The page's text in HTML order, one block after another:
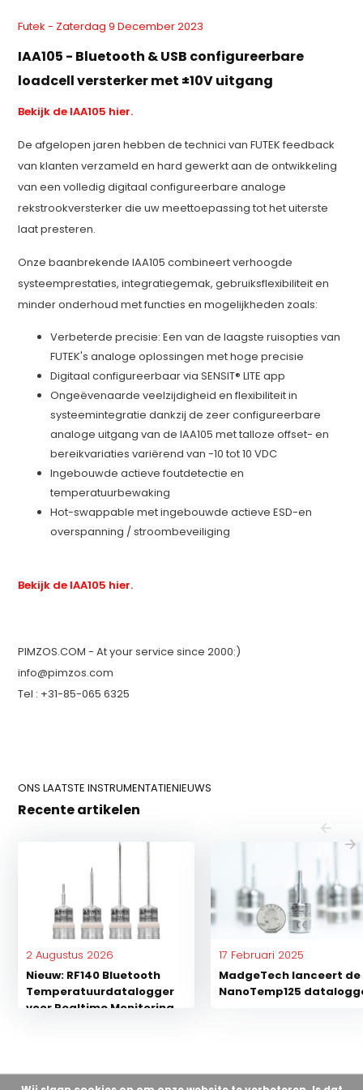
Futek - Zaterdag 9 December 2023
IAA105 - Bluetooth & USB configureerbare
loadcell versterker met ±10V uitgang
Bekijk de IAA105 hier.
De afgelopen jaren hebben de technici van FUTEK feedback
van klanten verzameld en hard gewerkt aan de ontwikkeling
van een volledig digitaal configureerbare analoge
rekstrookversterker die uw meettoepassing tot het uiterste
laat presteren.
Onze baanbrekende IAA105 combineert verhoogde
systeemprestaties, integratiegemak, gebruiksflexibiliteit en
minder onderhoud met functies en mogelijkheden zoals:
Verbeterde precisie: Een van de laagste ruisopties van
FUTEK's analoge oplossingen met hoge precisie
Digitaal configureerbaar via SENSIT® LITE app
Ongeëvenaarde veelzijdigheid en flexibiliteit in
systeemintegratie dankzij de zeer configureerbare
analoge uitgang van de IAA105 met talloze offset- en
bereikvariaties variërend van -10 tot 10 VDC
Ingebouwde actieve foutdetectie en
temperatuurbewaking
Hot-swappable met ingebouwde actieve ESD-en
overspanning / stroombeveiliging
Bekijk de IAA105 hier.
PIMZOS.COM - At your service since 2000:)
info@pimzos.com
Tel : +31-85-065 6325
ONS LAATSTE INSTRUMENTATIENIEUWS
Recente artikelen
2 Augustus 2026
Nieuw: RF140 Bluetooth
Temperatuurdatalogger
voor Realtime Monitoring
17 Februari 2025
MadgeTech lanceert de
NanoTemp125